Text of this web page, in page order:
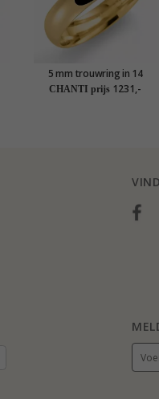
5 mm trouwring in 14
karaat goud
CHANTI prijs 1231,-